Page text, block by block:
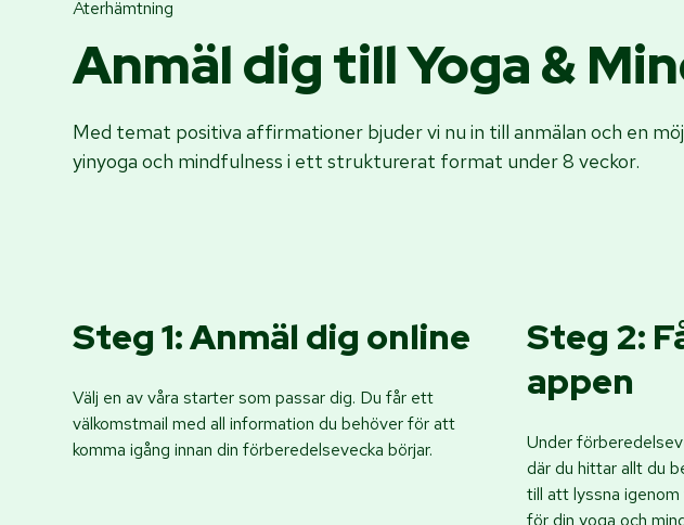
Återhämtning
Anmäl dig till Yoga &
Med temat positiva affirmationer bjuder vi nu in till anmälan och en
yinyoga och mindfulness i ett strukturerat format under 8 veckor.
Steg 1: Anmäl dig online
Välj en av våra starter som passar dig. Du får ett
välkomstmail med all information du behöver för att
komma igång innan din förberedelsevecka börjar.
Steg 2:
appen
Under
där du hittar allt du
till att lyssna
för din yoga och